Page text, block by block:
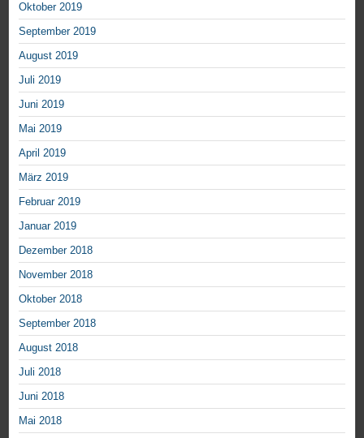
Oktober 2019
September 2019
August 2019
Juli 2019
Juni 2019
Mai 2019
April 2019
März 2019
Februar 2019
Januar 2019
Dezember 2018
November 2018
Oktober 2018
September 2018
August 2018
Juli 2018
Juni 2018
Mai 2018